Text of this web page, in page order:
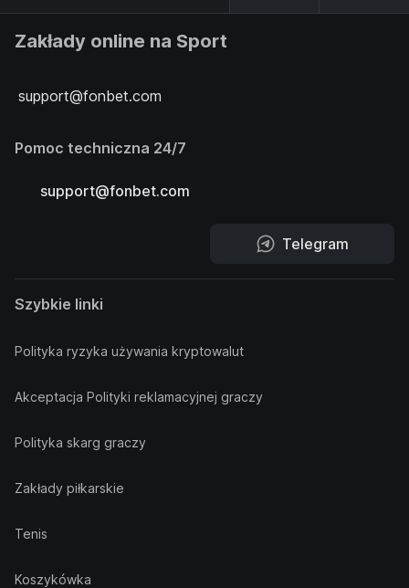
Zakłady online na Sport
support@fonbet.com
Pomoc techniczna 24/7
support@fonbet.com
Telegram
Szybkie linki
Polityka ryzyka używania kryptowalut
Akceptacja Polityki reklamacyjnej graczy
Polityka skarg graczy
Zakłady piłkarskie
Tenis
Koszykówka